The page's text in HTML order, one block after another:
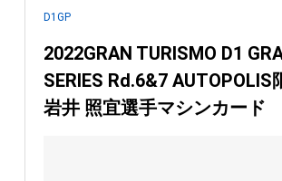
D1GP
2022GRAN TURISMO D1
SERIES Rd.6&7 AUTOPOLIS
岩井 照宜選手マシンカード